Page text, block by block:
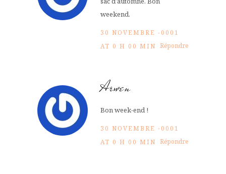
weekend.
30 NOVEMBRE -0001
AT 0 H 00 MIN Répondre
Arwen
Bon week-end !
30 NOVEMBRE -0001
AT 0 H 00 MIN Répondre